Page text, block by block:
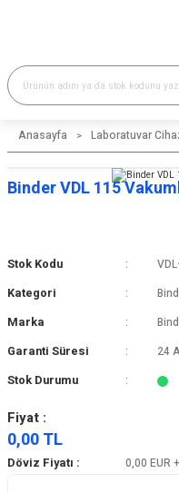
Anasayfa Laboratuvar
Binder VDL 115
Stok Kodu
Kategori
Marka
Garanti Süresi 24
Stok Durumu
Fiyat :
0,00 TL
Döviz Fiyatı : 0,00 EUR